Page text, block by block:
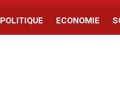
POLITIQUE ECONOMIE